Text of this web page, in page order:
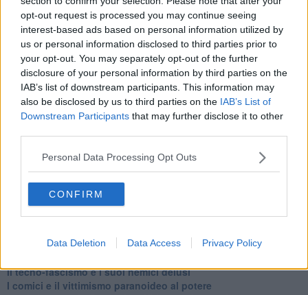
opt-out request is processed you may continue seeing
interest-based ads based on personal information utilized by
us or personal information disclosed to third parties prior to
your opt-out. You may separately opt-out of the further
disclosure of your personal information by third parties on the
IAB’s list of downstream participants. This information may
also be disclosed by us to third parties on the IAB’s List of
Downstream Participants that may further disclose it to other
Personal Data Processing Opt Outs
CONFIRM
Data Deletion Data Access Privacy Policy
​Pupazzi!
​Il Wild West di Trump
​La depressione infantile di Roger Waters e la propaganda di
guerra"
​La disinformazione climatica veicolata dai media
Senza una Retta Visione l’Uomo è un automa
​La propaganda bellica nostrana vs l’hasbarà dei sionisti
​La cleptocrazia e lo studio sociologico della propaganda di
guerra
​Uccidere per gioco: il cacciatore e chi vuole armarsi
La Cop 30, i crimini e i misfatti verso la vita sulla terra
Arrostire il pianeta: le grandi emissioni della carne e dei
​Cop 30, uragani e riconversione delle spese militari
La responsabilità storica della morte sulla terra
dell’ignoranza
​Il tecno-fascismo e i suoi nemici delusi
​I comici e il vittimismo paranoideo al potere